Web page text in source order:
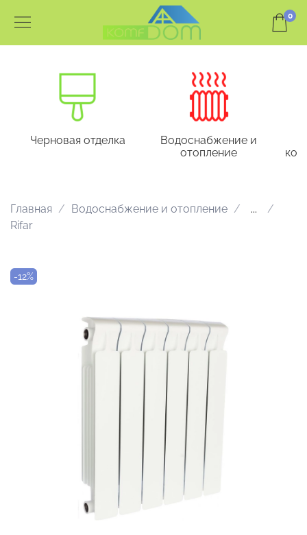
0
Черновая отделка
Водоснабжение и
отопление
Главная Водоснабжение и отопление
...
Rifar
-12%